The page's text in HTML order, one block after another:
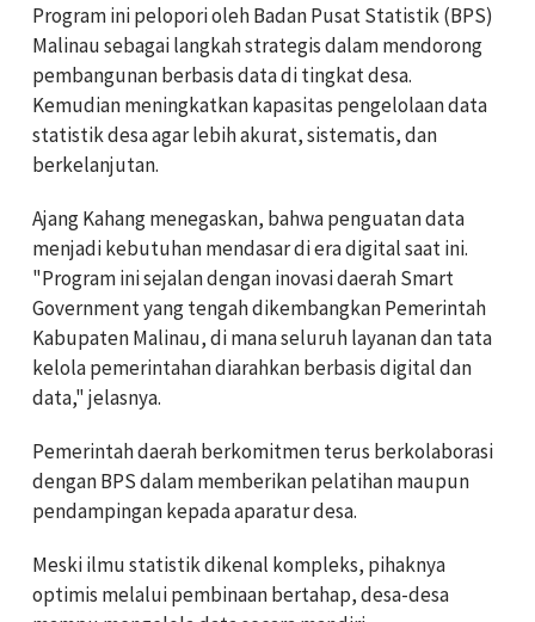
Program ini pelopori oleh Badan Pusat Statistik (BPS)
Malinau sebagai langkah strategis dalam mendorong
pembangunan berbasis data di tingkat desa.
Kemudian meningkatkan kapasitas pengelolaan data
statistik desa agar lebih akurat, sistematis, dan
berkelanjutan.
Ajang Kahang menegaskan, bahwa penguatan data
menjadi kebutuhan mendasar di era digital saat ini.
"Program ini sejalan dengan inovasi daerah Smart
Government yang tengah dikembangkan Pemerintah
Kabupaten Malinau, di mana seluruh layanan dan tata
kelola pemerintahan diarahkan berbasis digital dan
data," jelasnya.
Pemerintah daerah berkomitmen terus berkolaborasi
dengan BPS dalam memberikan pelatihan maupun
pendampingan kepada aparatur desa.
Meski ilmu statistik dikenal kompleks, pihaknya
optimis melalui pembinaan bertahap, desa-desa